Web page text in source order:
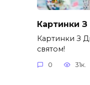
Картинки
Картинки З
святом!
0 31к.